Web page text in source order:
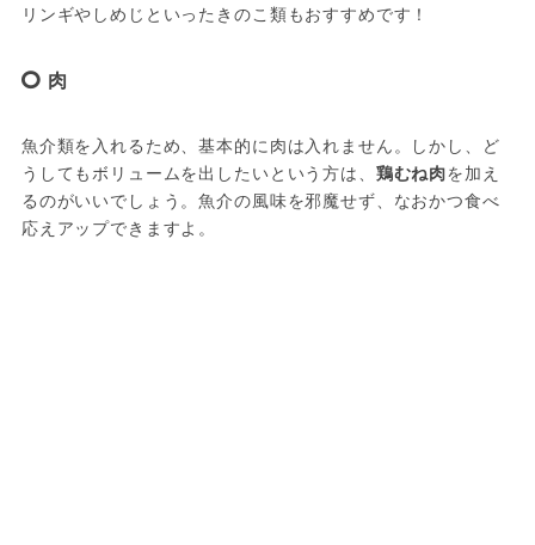
リンギやしめじといったきのこ類もおすすめです！
肉
魚介類を入れるため、基本的に肉は入れません。しかし、ど
うしてもボリュームを出したいという方は、 鶏むね肉を加え
るのがいいでしょう。魚介の風味を邪魔せず、なおかつ食べ
応えアップできますよ。